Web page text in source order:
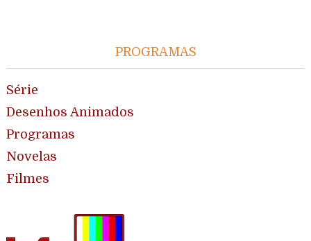
PROGRAMAS
Série
Desenhos Animados
Programas
Novelas
Filmes